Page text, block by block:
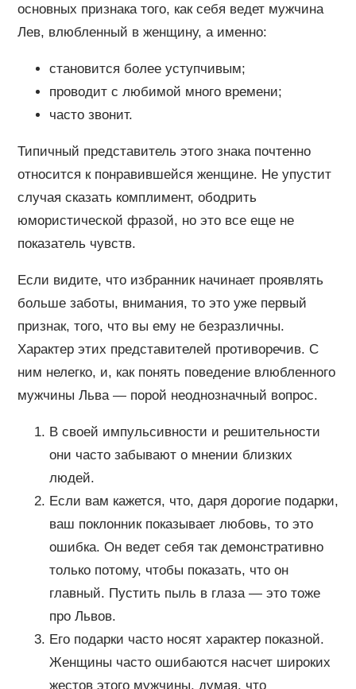
основных признака того, как себя ведет мужчина
Лев, влюбленный в женщину, а именно:
становится более уступчивым;
проводит с любимой много времени;
часто звонит.
Типичный представитель этого знака почтенно
относится к понравившейся женщине. Не упустит
случая сказать комплимент, ободрить
юмористической фразой, но это все еще не
показатель чувств.
Если видите, что избранник начинает проявлять
больше заботы, внимания, то это уже первый
признак, того, что вы ему не безразличны.
Характер этих представителей противоречив. С
ним нелегко, и, как понять поведение влюбленного
мужчины Льва — порой неоднозначный вопрос.
В своей импульсивности и решительности
они часто забывают о мнении близких
людей.
Если вам кажется, что, даря дорогие подарки,
ваш поклонник показывает любовь, то это
ошибка. Он ведет себя так демонстративно
только потому, чтобы показать, что он
главный. Пустить пыль в глаза — это тоже
про Львов.
Его подарки часто носят характер показной.
Женщины часто ошибаются насчет широких
жестов этого мужчины, думая, что